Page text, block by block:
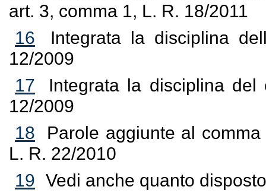
art. 3, comma 1, L. R. 18/2011
16
Integrata la disciplina
12/2009
17
Integrata la disciplina
12/2009
18
Parole aggiunte al
L. R. 22/2010
19 Vedi anche quanto